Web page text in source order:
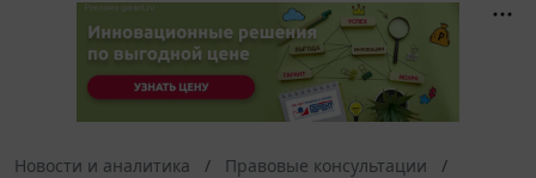
Новости и аналитика
Правовые консультации